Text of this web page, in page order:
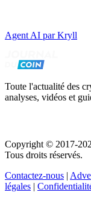
Agent AI par Kryll
Toute l'actualité des
analyses, vidéos et
Copyright © 2017-
Tous droits réservés.
Contactez-nous |
légales |